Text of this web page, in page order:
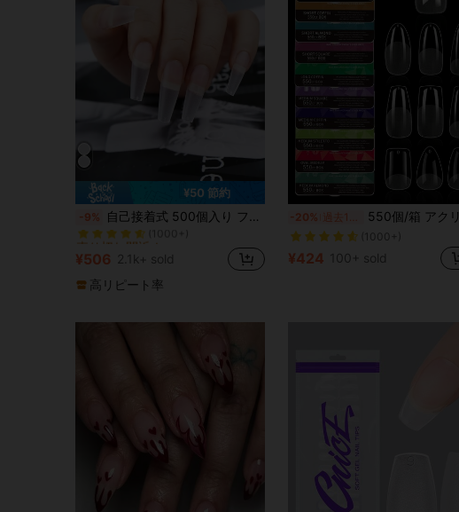
¥50 節約
-9% 自己接着式 500個入り フルカバー 透明でマットなロングバレエ形状のフェイクネイル、ネイル用品 偽ネイル 偽爪 フェイクネイル つけ爪
売り切れ間近！
(1000+)
売り切れ間近！
売り切れ間近！
売り切れ間近！
(1000+)
¥506
2.1k+ sold
高リピート率
-20% 550個/箱 アクリル製フレンチハーフネイルチップ、ショート、ミディアム、ロング、透明フェイクネイル、UVジェルネイルアート用品、12サイズ、足の爪
(1000+)
¥424 100+ sold